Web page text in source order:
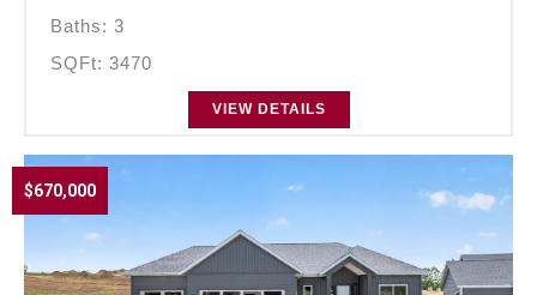
Baths: 3
SQFt: 3470
VIEW DETAILS
$670,000